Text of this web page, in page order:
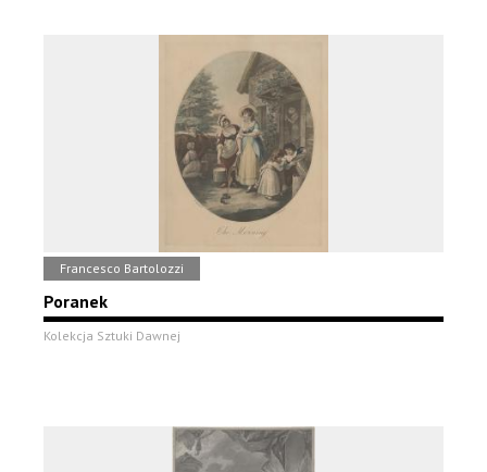
Francesco Bartolozzi
Poranek
Kolekcja Sztuki Dawnej